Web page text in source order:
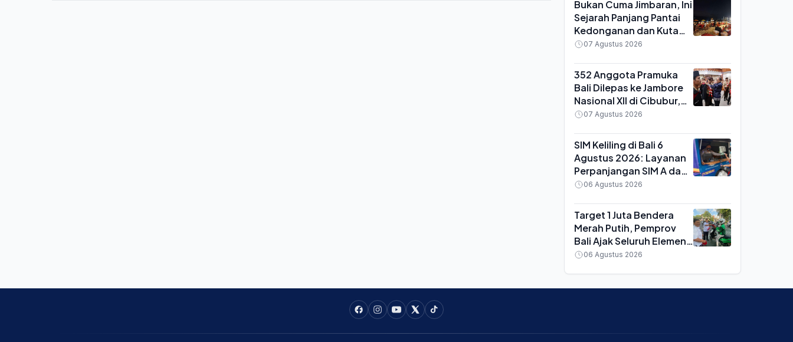
Bukan Cuma Jimbaran, Ini
Sejarah Panjang Pantai
Kedonganan dan Kuta
yang Sering Tertutup
07 Agustus 2026
352 Anggota Pramuka
Bali Dilepas ke Jambore
Nasional XII di Cibubur,
Bawa Misi Lingkungan
07 Agustus 2026
SIM Keliling di Bali 6
Agustus 2026: Layanan
Perpanjangan SIM A dan
C Hadir di Badung dan
dan Biayanya
06 Agustus 2026
Target 1 Juta Bendera
Merah Putih, Pemprov
Bali Ajak Seluruh Elemen
Masyarakat Pasang
06 Agustus 2026